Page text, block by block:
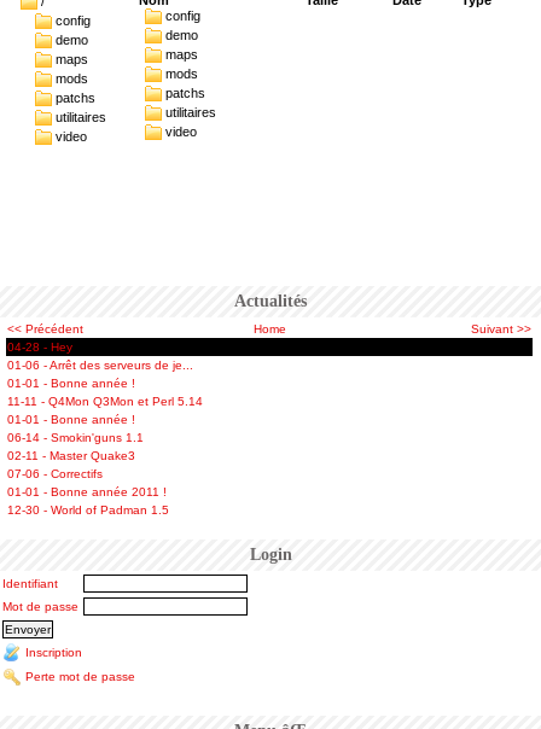
Actualités
<< Précédent Home
Suivant >>
04-28 - Hey
01-06 - Arrêt des serveurs de je...
01-01 - Bonne année !
11-11 - Q4Mon Q3Mon et Perl 5.14
01-01 - Bonne année !
06-14 - Smokin'guns 1.1
02-11 - Master Quake3
07-06 - Correctifs
01-01 - Bonne année 2011 !
12-30 - World of Padman 1.5
Login
Identifiant
Mot de passe
Inscription
Perte mot de passe
config
demo
maps
mods
patchs
utilitaires
video
config
demo
maps
mods
patchs
utilitaires
video